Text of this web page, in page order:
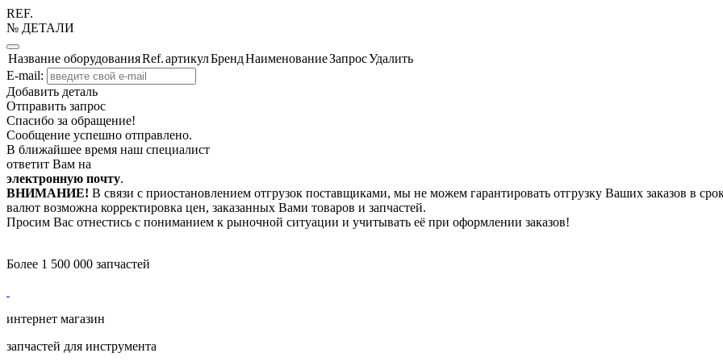
REF.
№ ДЕТАЛИ
Название оборудованияRef.артикулБрендНаименованиеЗапросУдалить
E-mail:
Добавить деталь
Отправить запрос
Спасибо за обращение!
Сообщение успешно отправлено.
В ближайшее время наш специалист
ответит Вам на
электронную почту.
ВНИМАНИЕ! В связи с приостановлением отгрузок поставщиками, мы не можем гарантировать отгрузку Ваших заказов в
валют возможна корректировка цен, заказанных Вами товаров и запчастей.
Просим Вас отнестись с пониманием к рыночной ситуации и учитывать её при оформлении заказов!
Более 1 500 000 запчастей
интернет магазин
запчастей для инструмента